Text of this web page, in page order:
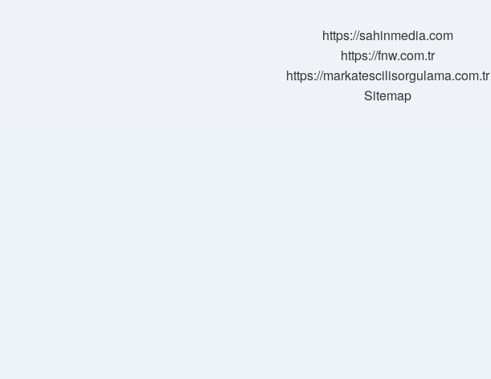
https://sahinmedia.com
https://fnw.com.tr
https://markatescilisorgulama.com.tr
Sitemap